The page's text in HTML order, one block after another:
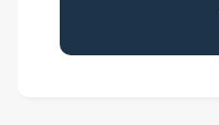
Perfeito para